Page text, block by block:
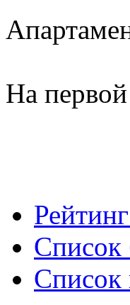
На
Список
Список